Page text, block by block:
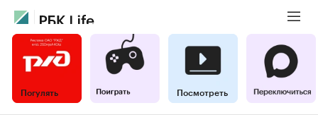
Погулять Посмотреть